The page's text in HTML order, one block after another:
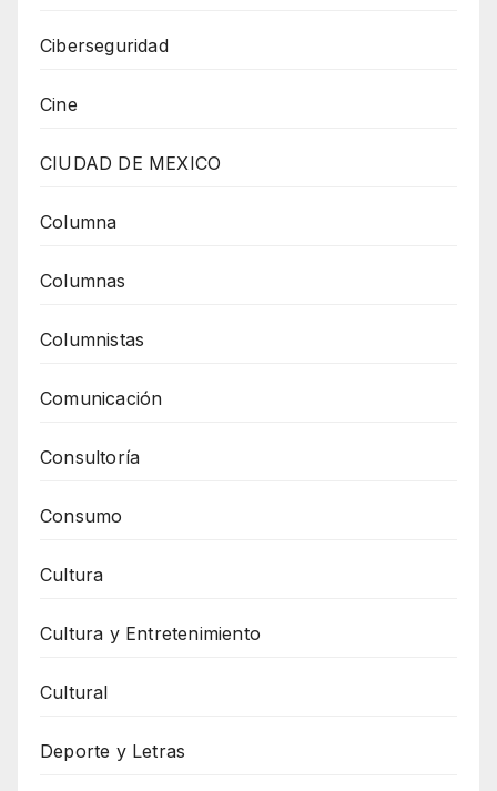
Ciberseguridad
Cine
CIUDAD DE MEXICO
Columna
Columnas
Columnistas
Comunicación
Consultoría
Consumo
Cultura
Cultura y Entretenimiento
Cultural
Deporte y Letras